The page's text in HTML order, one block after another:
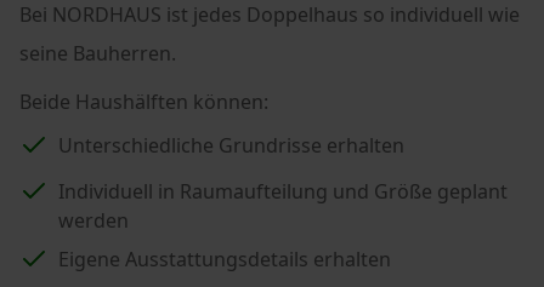
Bei NORDHAUS ist jedes Doppelhaus so individuell wie
seine Bauherren.
Beide Haushälften können:
Unterschiedliche Grundrisse erhalten
Individuell in Raumaufteilung und Größe geplant
werden
Eigene Ausstattungsdetails erhalten